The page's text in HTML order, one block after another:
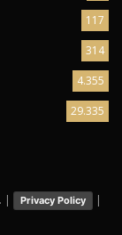
117
314
4.355
29.335
| Privacy Policy |